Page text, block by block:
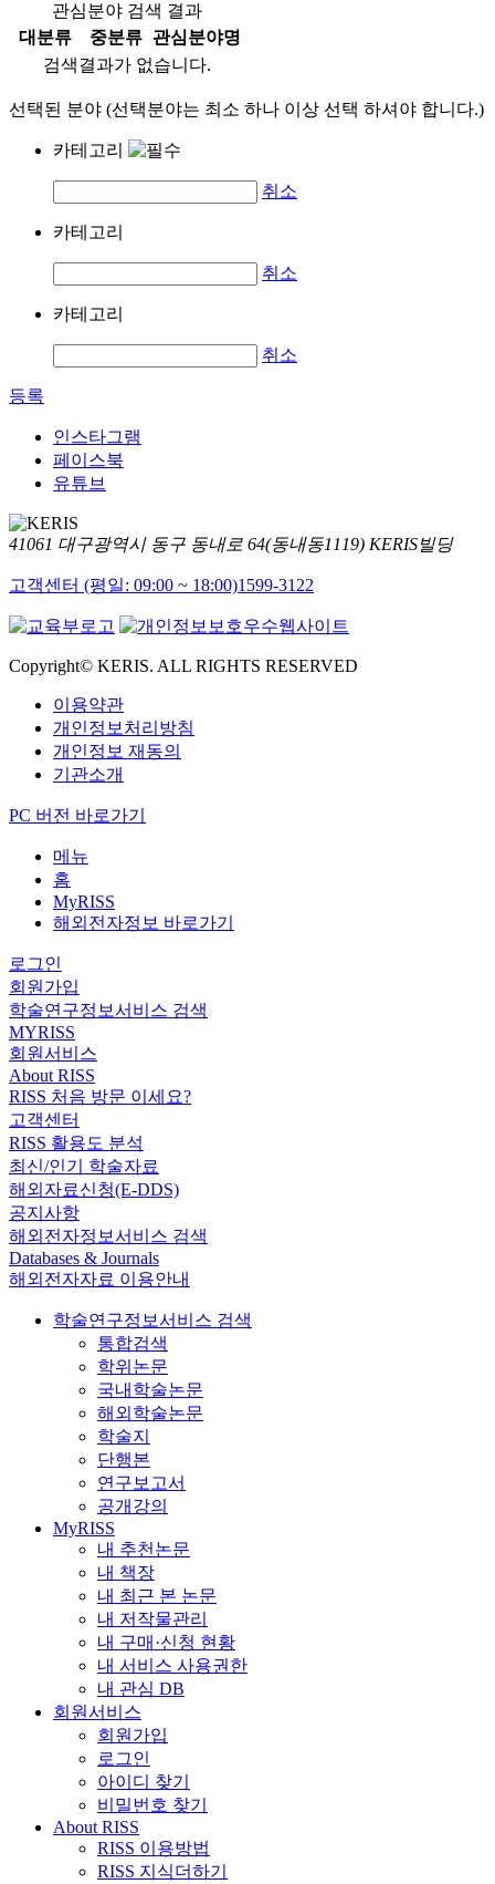
관심분야 검색 결과
대분류
중분류
관심분야명
검색결과가 없습니다.
선택된 분야 (선택분야는 최소 하나 이상 선택 하셔야 합니다.)
카테고리
취소
카테고리
취소
카테고리
취소
등록
인스타그램
페이스북
유튜브
41061 대구광역시 동구 동내로 64(동내동1119) KERIS빌딩
고객센터 (평일: 09:00 ~ 18:00)1599-3122
Copyright© KERIS. ALL RIGHTS RESERVED
이용약관
개인정보처리방침
개인정보 재동의
기관소개
PC 버전 바로가기
메뉴
홈
MyRISS
해외전자정보 바로가기
로그인
회원가입
학술연구정보서비스 검색
MYRISS
회원서비스
About RISS
RISS 처음 방문 이세요?
고객센터
RISS 활용도 분석
최신/인기 학술자료
해외자료신청(E-DDS)
공지사항
해외전자정보서비스 검색
Databases & Journals
해외전자자료 이용안내
학술연구정보서비스 검색
통합검색
학위논문
국내학술논문
해외학술논문
학술지
단행본
연구보고서
공개강의
MyRISS
내 추천논문
내 책장
내 최근 본 논문
내 저작물관리
내 구매·신청 현황
내 서비스 사용권한
내 관심 DB
회원서비스
회원가입
로그인
아이디 찾기
비밀번호 찾기
About RISS
RISS 이용방법
RISS 지식더하기